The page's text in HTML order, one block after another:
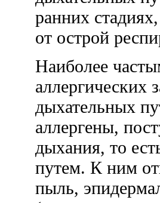
ранних
от острой
Наиболее
аллергических
дыхательных
аллергены,
дыхания, то
путем. К ним
пыль,